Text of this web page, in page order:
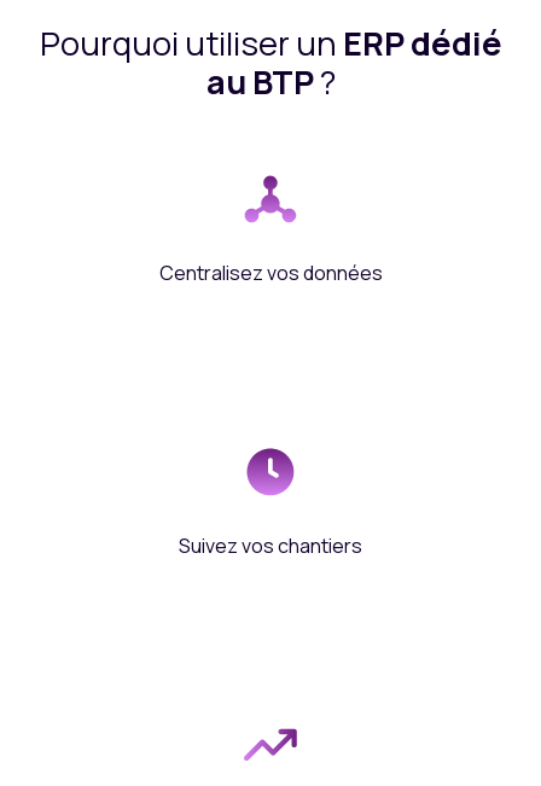
Pourquoi utiliser un ERP dédié
au BTP?
Centralisez vos données
Suivez vos chantiers